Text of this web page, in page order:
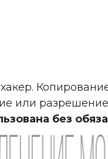
или разрешение
без